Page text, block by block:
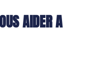
AIDER A